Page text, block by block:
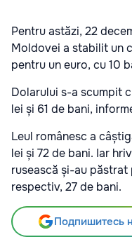
Pentru astăzi, 22
Moldovei a stabilit un
pentru un euro, cu 10
Dolarului s-a scumpit
lei și 61 de bani,
Leul românesc a
lei și 72 de bani. Iar
rusească și-au
respectiv, 27 de bani.
Подпишитесь